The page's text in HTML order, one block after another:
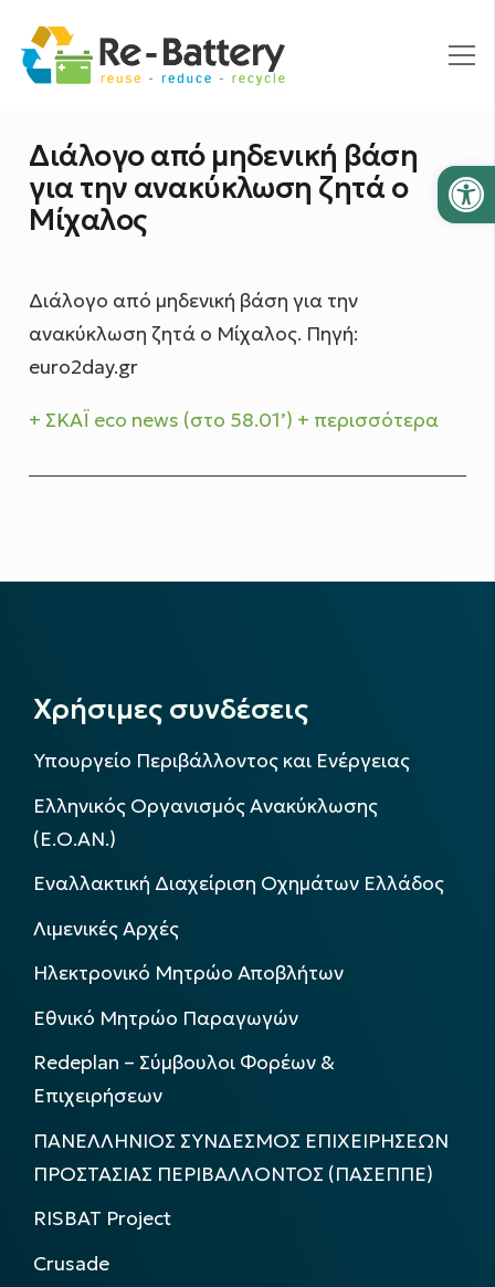
Διάλογο από μηδενική βάση
για την ανακύκλωση ζητά ο
Μίχαλος
Διάλογο από μηδενική βάση για την
ανακύκλωση ζητά ο Μίχαλος. Πηγή:
euro2day.gr
+ ΣΚΑΪ eco news (στο 58.01’) + περισσότερα
Χρήσιμες συνδέσεις
Υπουργείο Περιβάλλοντος και Ενέργειας
Ελληνικός Οργανισμός Ανακύκλωσης
(Ε.Ο.ΑΝ.)
Εναλλακτική Διαχείριση Οχημάτων Ελλάδος
Λιμενικές Αρχές
Ηλεκτρονικό Μητρώο Αποβλήτων
Εθνικό Μητρώο Παραγωγών
Redeplan – Σύμβουλοι Φορέων &
Επιχειρήσεων
ΠΑΝΕΛΛΗΝΙΟΣ ΣΥΝΔΕΣΜΟΣ ΕΠΙΧΕΙΡΗΣΕΩΝ
ΠΡΟΣΤΑΣΙΑΣ ΠΕΡΙΒΑΛΛΟΝΤΟΣ (ΠΑΣΕΠΠΕ)
RISBAT Project
Crusade